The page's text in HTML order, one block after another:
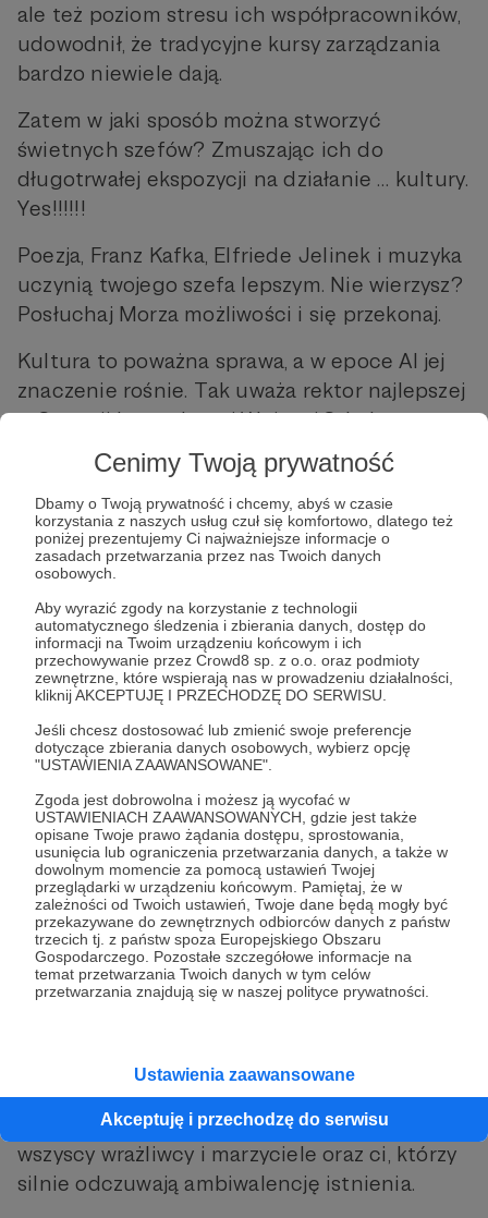
Cenimy Twoją prywatność
Dbamy o Twoją prywatność i chcemy, abyś w czasie
korzystania z naszych usług czuł się komfortowo, dlatego też
poniżej prezentujemy Ci najważniejsze informacje o
zasadach przetwarzania przez nas Twoich danych
osobowych.
Aby wyrazić zgody na korzystanie z technologii
automatycznego śledzenia i zbierania danych, dostęp do
informacji na Twoim urządzeniu końcowym i ich
przechowywanie przez Crowd8 sp. z o.o. oraz podmioty
zewnętrzne, które wspierają nas w prowadzeniu działalności,
kliknij AKCEPTUJĘ I PRZECHODZĘ DO SERWISU.
Jeśli chcesz dostosować lub zmienić swoje preferencje
dotyczące zbierania danych osobowych, wybierz opcję
"USTAWIENIA ZAAWANSOWANE".
Zgoda jest dobrowolna i możesz ją wycofać w
USTAWIENIACH ZAAWANSOWANYCH, gdzie jest także
opisane Twoje prawo żądania dostępu, sprostowania,
usunięcia lub ograniczenia przetwarzania danych, a także w
dowolnym momencie za pomocą ustawień Twojej
przeglądarki w urządzeniu końcowym. Pamiętaj, że w
zależności od Twoich ustawień, Twoje dane będą mogły być
przekazywane do zewnętrznych odbiorców danych z państw
trzecich tj. z państw spoza Europejskiego Obszaru
Gospodarczego. Pozostałe szczegółowe informacje na
temat przetwarzania Twoich danych w tym celów
przetwarzania znajdują się w naszej polityce prywatności.
Ustawienia zaawansowane
Akceptuję i przechodzę do serwisu
ale też poziom stresu ich współpracowników,
udowodnił, że tradycyjne kursy zarządzania
bardzo niewiele dają.
Zatem w jaki sposób można stworzyć
świetnych szefów? Zmuszając ich do
długotrwałej ekspozycji na działanie … kultury.
Yes!!!!!!
Poezja, Franz Kafka, Elfriede Jelinek i muzyka
uczynią twojego szefa lepszym. Nie wierzysz?
Posłuchaj Morza możliwości i się przekonaj.
Kultura to poważna sprawa, a w epoce AI jej
znaczenie rośnie. Tak uważa rektor najlepszej
w Szwecji legendarnej Wyższej Szkoły
Handlowej, Lars Strannegård.
Według rektora przyszli menadżerowie muszą
znać się na sztuce i wiedzieć, co to dramat
antyczny i katharsis.
W dobie AI trzeba też studentów uczyć
wszystkiego, czego nie potrafią maszyny,
niech staną się lepsi w ludzkich
umiejętnościach: rozwiną zdolność refleksji,
empatię i głęboką samoświadomość. Jak
tego uczyć? Przez obcowanie z kulturą, tą na
poziomie.
Dlaczego więc, ach dlaczego, nadal tak żywe i
prawdzi
we są słowa Dubravki Ugrešić „W nastawionej
na rynek kulturze literackiej najtrudniej jest
proletariatowi, czyli nam, pisarzom.”
Będzie też o pięknym eseju Amy Key
@wydawnictwo.filtry Czy to książka tylko dla
singli i zawiedzionych brakiem miłości
romantycznej? Bynajmniej. Odnajdą się w niej
wszyscy wrażliwcy i marzyciele oraz ci, którzy
silnie odczuwają ambiwalencję istnienia.